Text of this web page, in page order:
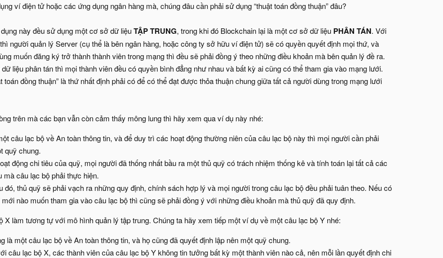
ví điện tử hoặc các ứng dụng ngân hàng mà, chúng đâu cần phải sử dụng “thuật toán đồng thuận” đâu?
này đều sử dụng một cơ sở dữ liệuTẬP TRUNG, trong khi đó Blockchain lại là một cơ sở dữ liệu PHÂN TÁN. Với
người quản lý Server (cụ thể là bên ngân hàng, hoặc công ty sở hữu ví điện tử) sẽ có quyền quyết định mọi thứ, và
muốn đăng ký trở thành thành viên trong mạng thì đều sẽ phải đồng ý theo những điều khoản mà bên quản lý đề ra.
liệu phân tán thì mọi thành viên đều có quyền bình đẳng như nhau và bất kỳ ai cũng có thể tham gia vào mạng lưới.
toán đồng thuận” là thứ nhất định phải có để có thể đạt được thỏa thuận chung giữa tất cả người dùng trong mạng lưới
trên mà các bạn vẫn còn cảm thấy mông lung thì hãy xem qua ví dụ này nhé:
câu lạc bộ về An toàn thông tin, và để duy trì các hoạt động thường niên của câu lạc bộ này thì mọi người cần phải
quỹ chung.
động chi tiêu của quỹ, mọi người đã thống nhất bầu ra một thủ quỹ có trách nhiệm thống kê và tính toán lại tất cả các
mà câu lạc bộ phải thực hiện.
đó, thủ quỹ sẽ phải vạch ra những quy định, chính sách hợp lý và mọi người trong câu lạc bộ đều phải tuân theo. Nếu có
nào muốn tham gia vào câu lạc bộ thì cũng sẽ phải đồng ý với những điều khoản mà thủ quỹ đã quy định.
X làm tương tự với mô hình quản lý tập trung. Chúng ta hãy xem tiếp một ví dụ về một câu lạc bộ Y nhé:
là một câu lạc bộ về An toàn thông tin, và họ cũng đã quyết định lập nên một quỹ chung.
câu lạc bộ X, các thành viên của câu lạc bộ Y không tin tưởng bất kỳ một thành viên nào cả, nên mỗi lần quyết định chi